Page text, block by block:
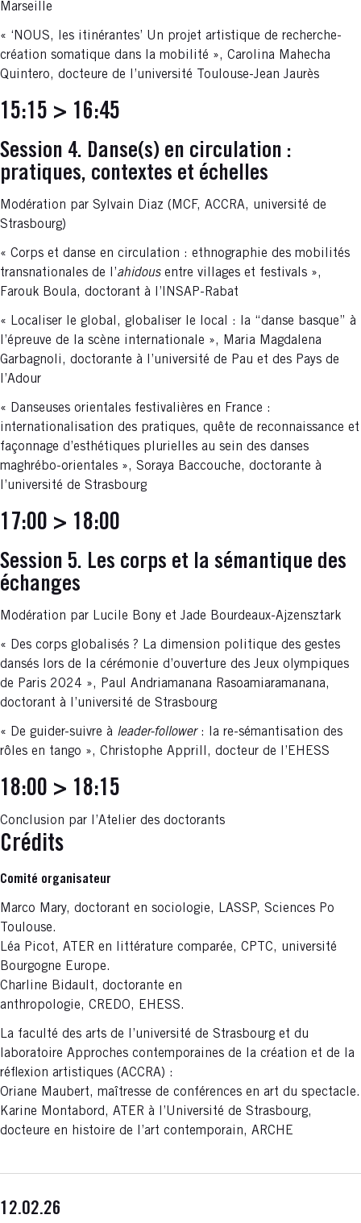
Marseille
« ‘NOUS, les itinérantes’ Un projet artistique de recherche-
création somatique dans la mobilité », Carolina Mahecha
Quintero, docteure de l’université Toulouse-Jean Jaurès
15:15 > 16:45
Session 4. Danse(s) en circulation :
pratiques, contextes et échelles
Modération par Sylvain Diaz (MCF, ACCRA, université de
Strasbourg)
« Corps et danse en circulation : ethnographie des mobilités
transnationales de l’ahidous entre villages et festivals »,
Farouk Boula, doctorant à l’INSAP-Rabat
« Localiser le global, globaliser le local : la “danse basque” à
l’épreuve de la scène internationale », Maria Magdalena
Garbagnoli, doctorante à l’université de Pau et des Pays de
l’Adour
« Danseuses orientales festivalières en France :
internationalisation des pratiques, quête de reconnaissance et
façonnage d’esthétiques plurielles au sein des danses
maghrébo-orientales », Soraya Baccouche, doctorante à
l’université de Strasbourg
17:00 > 18:00
Session 5. Les corps et la sémantique des
échanges
Modération par Lucile Bony et Jade Bourdeaux-Ajzensztark
« Des corps globalisés ? La dimension politique des gestes
dansés lors de la cérémonie d’ouverture des Jeux olympiques
de Paris 2024 », Paul Andriamanana Rasoamiaramanana,
doctorant à l’université de Strasbourg
« De guider-suivre à leader-follower: la re-sémantisation des
rôles en tango », Christophe Apprill, docteur de l’EHESS
18:00 > 18:15
Conclusion par l’Atelier des doctorants
Crédits
Comité organisateur
Marco Mary, doctorant en sociologie, LASSP, Sciences Po
Toulouse.
Léa Picot, ATER en littérature comparée, CPTC, université
Bourgogne Europe.
Charline Bidault, doctorante en
anthropologie, CREDO, EHESS.
La faculté des arts de l’université de Strasbourg et du
laboratoire Approches contemporaines de la création et de la
réflexion artistiques (ACCRA) :
Oriane Maubert, maîtresse de conférences en art du spectacle.
Karine Montabord, ATER à l’Université de Strasbourg,
docteure en histoire de l’art contemporain, ARCHE
12.02.26